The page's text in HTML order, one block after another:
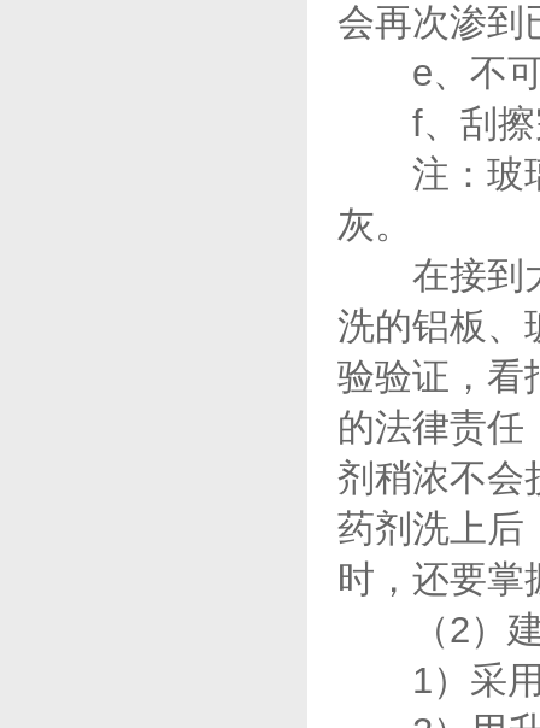
会再次渗到
e、不可
f、刮擦完
注：玻璃
灰。
在接到
洗的铝板、
验验证，看
的法律责任
剂稍浓不会
药剂洗上后
时，还要掌
（2）建
1）采用